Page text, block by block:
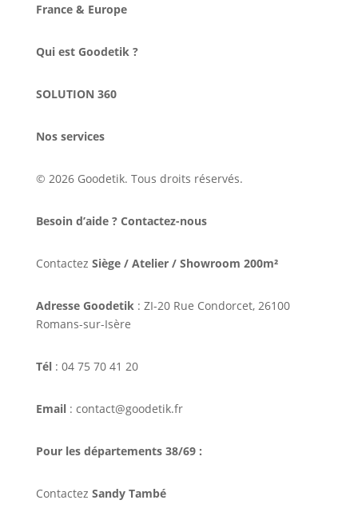
France & Europe
Qui est Goodetik ?
SOLUTION 360
Nos services
© 2026 Goodetik. Tous droits réservés.
Besoin d’aide ? Contactez-nous
Contactez Siège / Atelier / Showroom 200m²
Adresse Goodetik: ZI-20 Rue Condorcet, 26100
Romans-sur-Isère
Tél: 04 75 70 41 20
Email: contact@goodetik.fr
Pour les départements 38/69 :
Contactez Sandy També